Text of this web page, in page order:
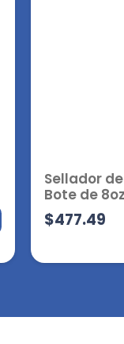
Sellador
Bote de
$477.49